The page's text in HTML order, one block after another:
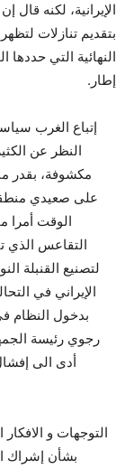
الإيرانية، لكنه
بتقديم تنازلات
النهائية التي
إطار.
إتباع الغرب
النظر عن
مکشوفة، بقدر
على صعيدي
الوقت أمرا
التقاعس الذي
لتصنيع القنبلة
الإيراني في
بدخول النظام
رجوي رئيسة
أدى الى
التوجهات و
بشأن إشراك